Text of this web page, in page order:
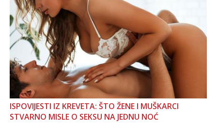
ISPOVIJESTI IZ KREVETA: ŠTO ŽENE I MUŠKARCI
STVARNO MISLE O SEKSU NA JEDNU NOĆ